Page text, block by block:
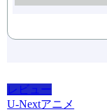
レビュー
U-Nextアニメ